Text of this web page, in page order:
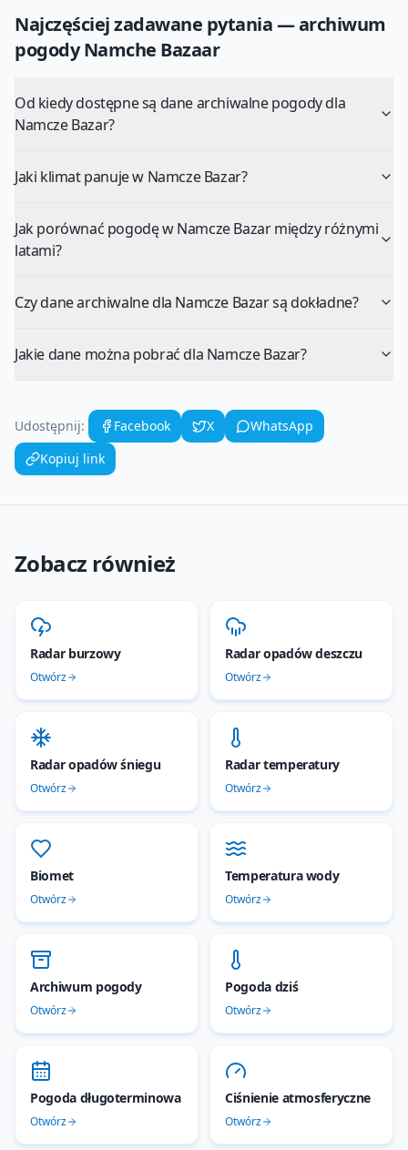
Najczęściej zadawane pytania — archiwum
pogodyNamche Bazaar
Od kiedy dostępne są dane archiwalne pogody dla
Namcze Bazar?
Jaki klimat panuje w Namcze Bazar?
Jak porównać pogodę w Namcze Bazar między różnymi
latami?
Czy dane archiwalne dla Namcze Bazar są dokładne?
Jakie dane można pobrać dla Namcze Bazar?
Udostępnij: Facebook X
WhatsApp
Kopiuj link
Zobacz również
Radar burzowy
Otwórz
Radar opadów deszczu
Otwórz
Radar opadów śniegu
Otwórz
Radar temperatury
Otwórz
Biomet
Otwórz
Temperatura wody
Otwórz
Archiwum pogody
Otwórz
Pogoda dziś
Otwórz
Pogoda długoterminowa
Otwórz
Ciśnienie atmosferyczne
Otwórz